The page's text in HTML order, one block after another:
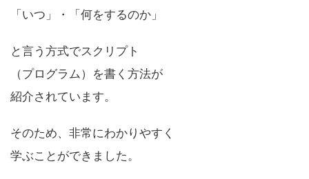
「いつ」・「何をするのか」
と言う方式でスクリプト
（プログラム）を書く方法が
紹介されています。
そのため、非常にわかりやすく
学ぶことができました。